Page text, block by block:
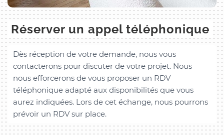
Réserver un appel téléphonique
Dès réception de votre demande, nous vous
contacterons pour discuter de votre projet. Nous
nous efforcerons de vous proposer un RDV
téléphonique adapté aux disponibilités que vous
aurez indiquées. Lors de cet échange, nous pourrons
prévoir un RDV sur place.